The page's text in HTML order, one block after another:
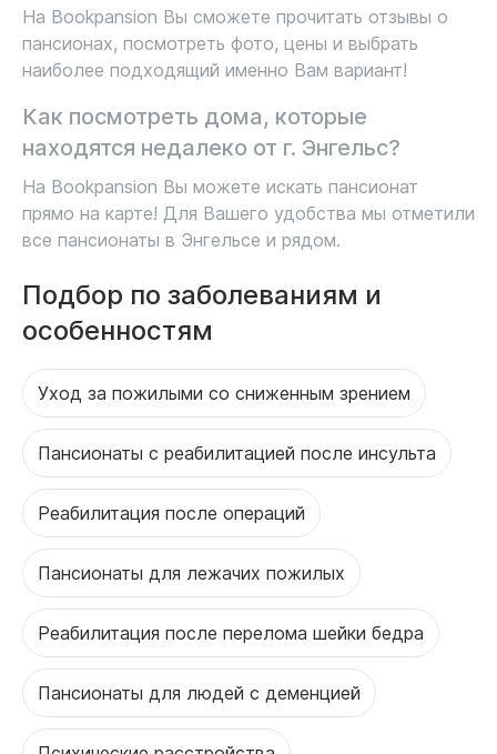
На Bookpansion Вы сможете прочитать отзывы о
пансионах, посмотреть фото, цены и выбрать
наиболее подходящий именно Вам вариант!
Как посмотреть дома, которые
находятся недалеко от г. Энгельс?
На Bookpansion Вы можете искать пансионат
прямо на карте! Для Вашего удобства мы отметили
все пансионаты в Энгельсе и рядом.
Подбор по заболеваниям и
особенностям
Уход за пожилыми со сниженным зрением
Пансионаты с реабилитацией после инсульта
Реабилитация после операций
Пансионаты для лежачих пожилых
Реабилитация после перелома шейки бедра
Пансионаты для людей с деменцией